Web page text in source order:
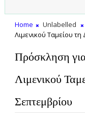
Home Unlabelled
Λιμενικού Ταμείου
Πρόσκληση
Λιμενικού
Σεπτεμβρίου